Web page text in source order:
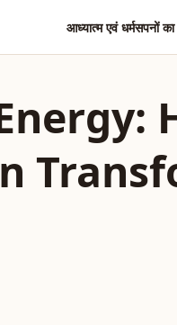
आध्यात्म एवं धर्मसपनों